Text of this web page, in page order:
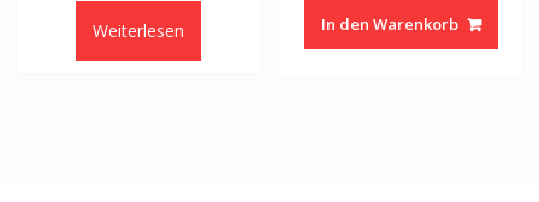
Weiterlesen In den Warenkorb